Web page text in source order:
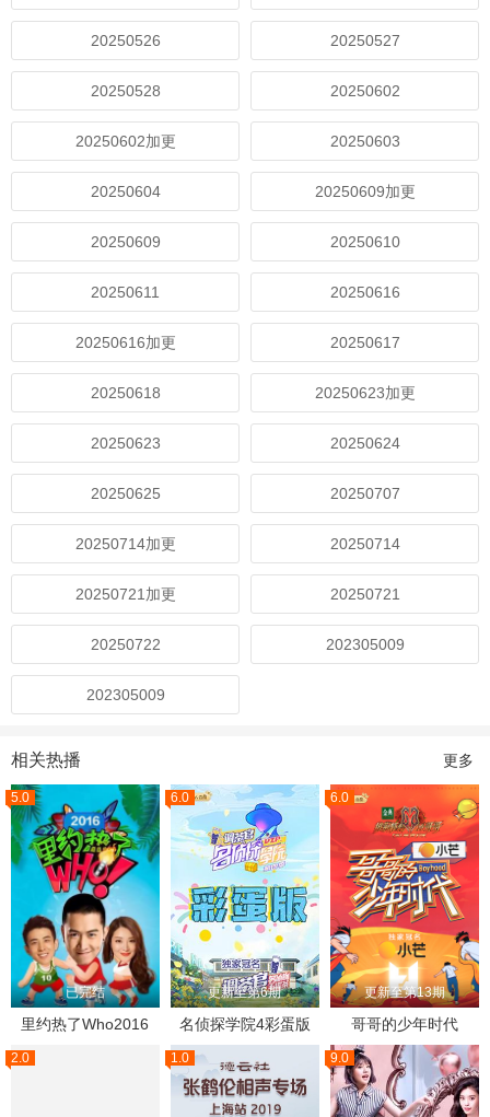
20250526 20250527
20250528 20250602
20250602加更 20250603
20250604 20250609加更
20250609 20250610
20250611 20250616
20250616加更 20250617
20250618 20250623加更
20250623 20250624
20250625 20250707
20250714加更 20250714
20250721加更 20250721
20250722 202305009
202305009
相关热播 更多
5.0
已完结
里约热了Who2016
6.0
更新至第6期
名侦探学院4彩蛋版
6.0
更新至第13期
哥哥的少年时代
2.0 1.0 9.0